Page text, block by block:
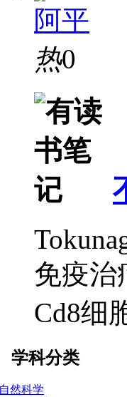
阿平
热0
免疫治
Cd8细
科分类
然科学